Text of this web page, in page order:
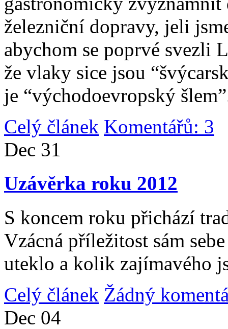
železniční dopravy, jeli
abychom se poprvé svezli
že vlaky sice jsou
je “východoevropský
Celý článek Komentářů: 3
Dec 31
Uzávěrka roku 2012
S koncem roku přichází
Vzácná příležitost sám
uteklo a kolik zajímavého
Celý článek Žádný
Dec 04